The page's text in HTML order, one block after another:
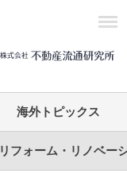
海外トピックス
リフォーム・リノベー